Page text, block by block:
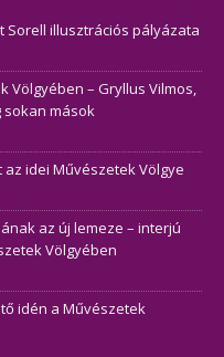
Sorell illusztrációs pályázata
Völgyében – Gryllus Vilmos,
sokan mások
idei Művészetek Völgye
az új lemeze – interjú
Völgyében
idén a Művészetek